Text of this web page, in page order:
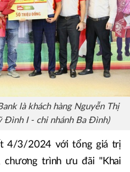
là khách hàng Nguyễn Thị
Đình I - chi nhánh Ba Đình)
4/3/2024 với tổng giá trị
trình ưu đãi "Khai